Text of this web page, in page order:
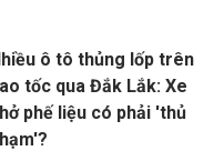
ô tô thủng lốp trên
tốc qua Đắk Lắk: Xe
phế liệu có phải 'thủ